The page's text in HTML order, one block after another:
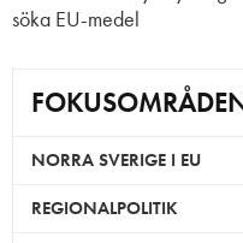
söka EU-medel
NORRA SVERIGE I EU
REGIONALPOLITIK